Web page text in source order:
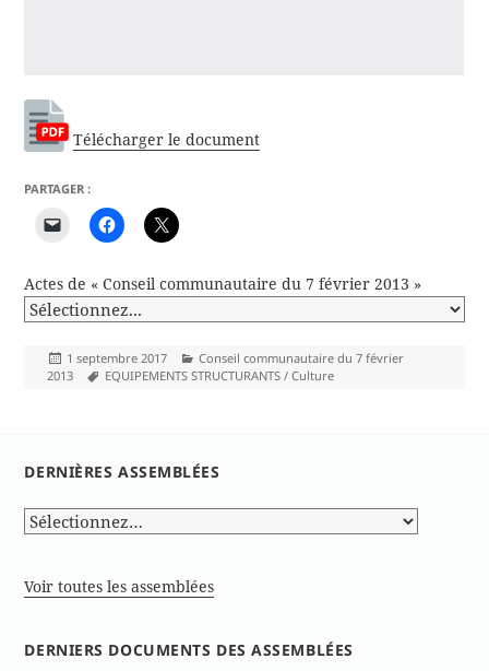
Télécharger le document
PARTAGER :
Actes de « Conseil communautaire du 7 février 2013 »
Publié
le
1 septembre 2017 Catégories
Conseil communautaire du 7 février
2013
Mots-
EQUIPEMENTS STRUCTURANTS / Culture
DERNIÈRES ASSEMBLÉES
Voir toutes les assemblées
DERNIERS DOCUMENTS DES ASSEMBLÉES